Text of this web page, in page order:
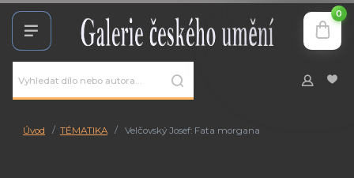
0
Úvod TÉMATIKA Velčovský Josef: Fata morgana